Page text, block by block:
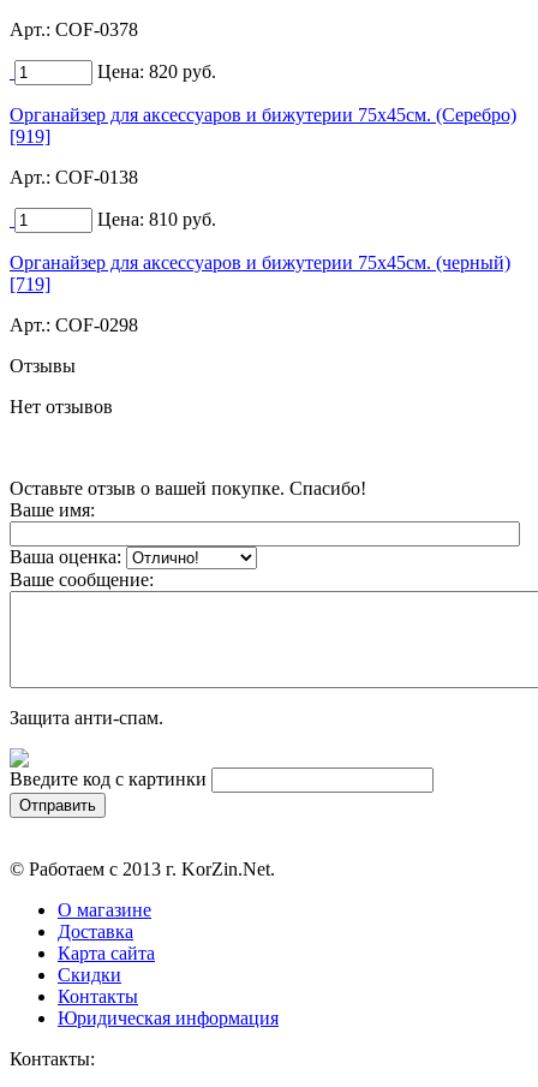
Арт.: COF-0378
Цена: 820 руб.
Органайзер для аксессуаров и бижутерии 75х45см. (Серебро)
[919]
Арт.: COF-0138
Цена: 810 руб.
Органайзер для аксессуаров и бижутерии 75х45см. (черный)
[719]
Арт.: COF-0298
Отзывы
Нет отзывов
Оставьте отзыв о вашей покупке. Спасибо!
Ваше имя:
Ваша оценка:
Ваше сообщение:
Защита анти-спам.
Введите код с картинки
© Работаем с 2013 г. KorZin.Net.
О магазине
Доставка
Карта сайта
Скидки
Контакты
Юридическая информация
Контакты: